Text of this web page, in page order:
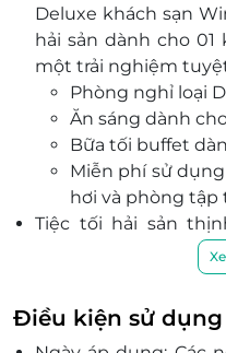
Deluxe khách sạn
hải sản dành cho
một trải nghiệm
Phòng nghỉ loại
Ăn sáng dành
Bữa tối buffet
Miễn phí sử dụng
hơi và phòng tập
Tiệc tối hải sản
Central An Đông cao
ngư, bạch tuộc, sò
ngày, được chế
nhau.
Điều kiện sử dụng